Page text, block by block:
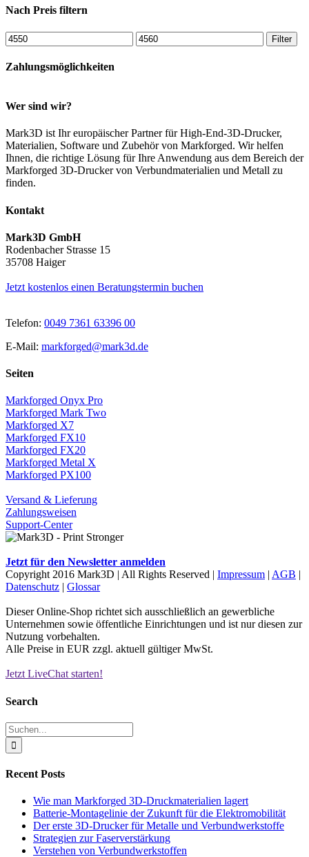
Nach Preis filtern
Min.
Preis
Max.
Preis
Filter
Zahlungsmöglichkeiten
Wer sind wir?
Mark3D ist Ihr europäischer Partner für High-End-3D-Drucker,
Materialien, Software und Zubehör von Markforged. Wir helfen
Ihnen, die richtige Lösung für Ihre Anwendung aus dem Bereich der
Markforged 3D-Drucker von Verbundmaterialien und Metall zu
finden.
Kontakt
Mark3D GmbH
Rodenbacher Strasse 15
35708 Haiger
Jetzt kostenlos einen Beratungstermin buchen
Telefon: 0049 7361 63396 00
E-Mail: markforged@mark3d.de
Seiten
Markforged Onyx Pro
Markforged Mark Two
Markforged X7
Markforged FX10
Markforged FX20
Markforged Metal X
Markforged PX100
Versand & Lieferung
Zahlungsweisen
Support-Center
Jetzt für den Newsletter anmelden
Copyright 2016 Mark3D | All Rights Reserved | Impressum | AGB |
Datenschutz | Glossar
Dieser Online-Shop richtet sich ausschließlich an gewerbliche
Unternehmen sowie öffentliche Einrichtungen und ist nur diesen zur
Nutzung vorbehalten.
Alle Preise in EUR zzgl. aktuell gültiger MwSt.
Jetzt LiveChat starten!
Mail
Schiebereglerbereich
Search
Suche
nach:
Recent Posts
Wie man Markforged 3D-Druckmaterialien lagert
Batterie-Montagelinie der Zukunft für die Elektromobilität
Der erste 3D-Drucker für Metalle und Verbundwerkstoffe
Strategien zur Faserverstärkung
Verstehen von Verbundwerkstoffen